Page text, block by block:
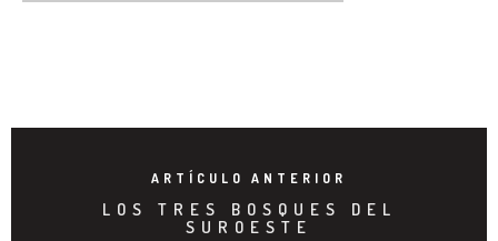
ARTÍCULO ANTERIOR
LOS TRES BOSQUES DEL
SUROESTE